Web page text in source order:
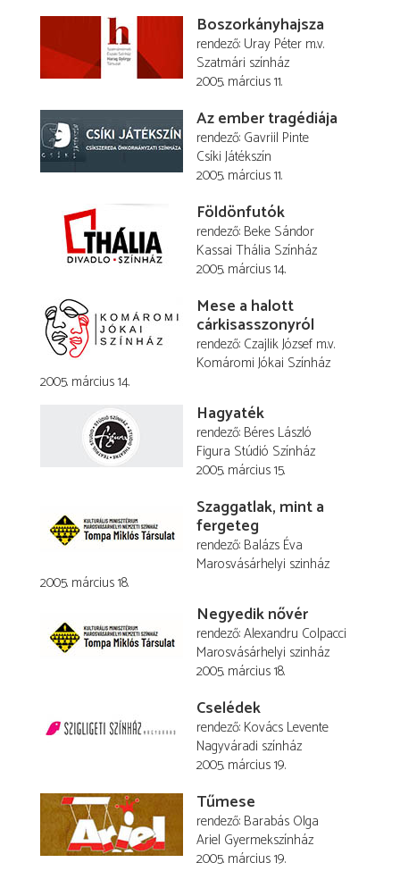
Boszorkányhajsza
rendező Uray Péter m.v.
Szatmári színház
2005. március 11.
Az ember tragédiája
rendező Gavriil Pinte
Csíki Játékszín
2005. március 11.
Földönfutók
rendező Beke Sándor
Kassai Thália Színház
2005. március 14.
Mese a halott
cárkisasszonyról
rendező Czajlik József m.v.
Komáromi Jókai Színház
2005. március 14.
Hagyaték
rendező Béres László
Figura Stúdió Színház
2005. március 15.
Szaggatlak, mint a
fergeteg
rendező Balázs Éva
Marosvásárhelyi szinház
2005. március 18.
Negyedik nővér
rendező Alexandru Colpacci
Marosvásárhelyi szinház
2005. március 18.
Cselédek
rendező Kovács Levente
Nagyváradi színház
2005. március 19.
Tűmese
rendező Barabás Olga
Ariel Gyermekszínház
2005. március 19.